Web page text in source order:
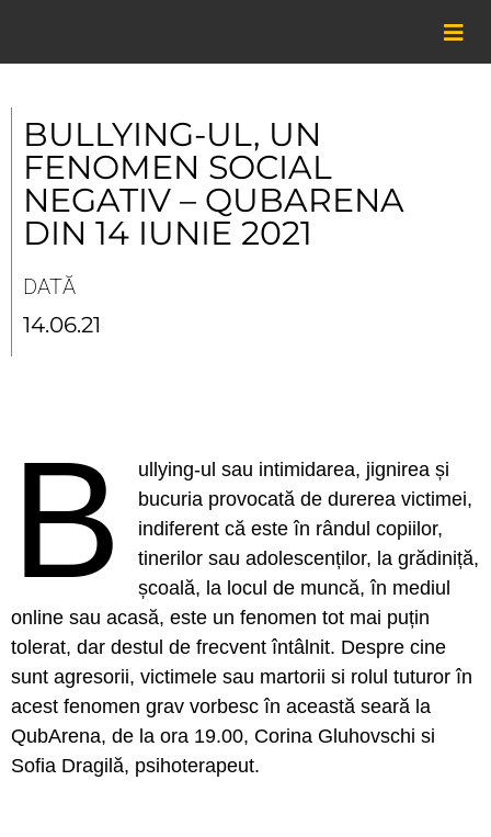
content
BULLYING-UL, UN
FENOMEN SOCIAL
NEGATIV – QUBARENA
DIN 14 IUNIE 2021
DATĂ
14.06.21
B
ullying-ul sau intimidarea, jignirea și
bucuria provocată de durerea victimei,
indiferent că este în rândul copiilor,
tinerilor sau adolescenților, la grădiniță,
școală, la locul de muncă, în mediul
online sau acasă, este un fenomen tot mai puțin
tolerat, dar destul de frecvent întâlnit. Despre cine
sunt agresorii, victimele sau martorii si rolul tuturor în
acest fenomen grav vorbesc în această seară la
QubArena, de la ora 19.00, Corina Gluhovschi si
Sofia Dragilă, psihoterapeut.